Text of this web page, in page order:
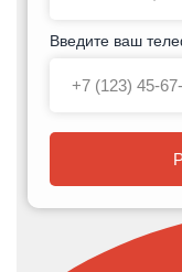
Введите ваш